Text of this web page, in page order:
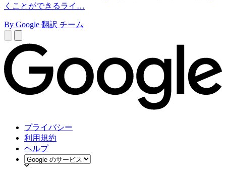
くことができるライ…
By Google 翻訳 チーム
プライバシー
利用規約
ヘルプ